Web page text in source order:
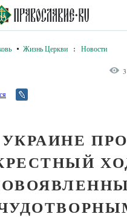
Жизнь Церкви : Новости